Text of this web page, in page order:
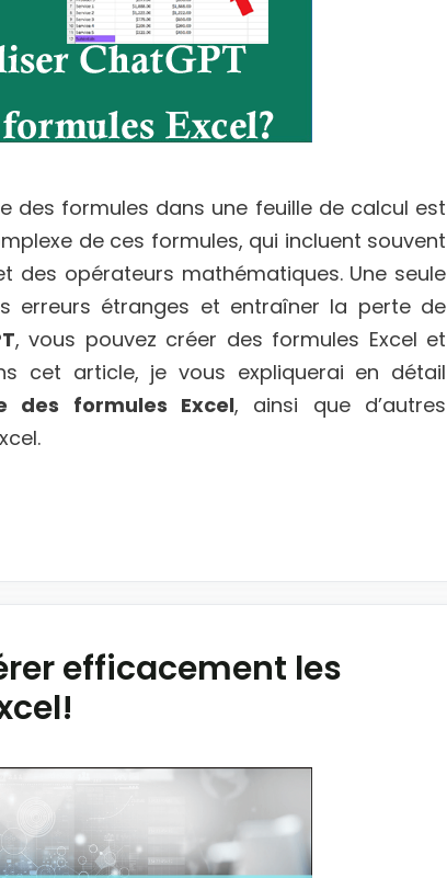
des formules dans une feuille de calcul est
de ces formules, qui incluent souvent
des opérateurs mathématiques. Une seule
erreurs étranges et entraîner la perte de
, vous pouvez créer des formules Excel et
cet article, je vous expliquerai en détail
des formules Excel, ainsi que d’autres
efficacement les